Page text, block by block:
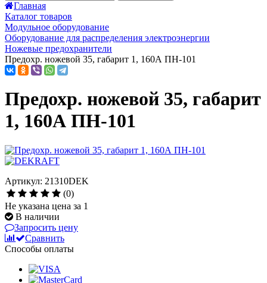
Главная
Каталог товаров
Модульное оборудование
Оборудование для распределения электроэнергии
Ножевые предохранители
Предохр. ножевой 35, габарит 1, 160А ПН-101
Предохр. ножевой 35, габарит
1, 160А ПН-101
Артикул: 21310DEK
(0)
Не указана цена за 1
В наличии
Запросить цену
Сравнить
Способы оплаты